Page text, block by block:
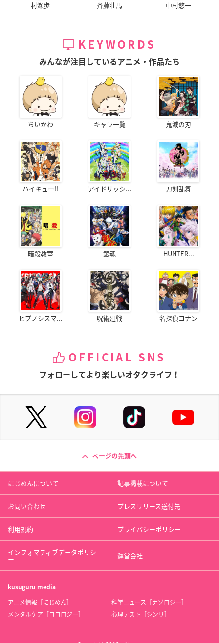
村瀬歩 斉藤壮馬 中村悠一
KEYWORDS
みんなが注目しているアニメ・作品たち
ちいかわ キャラ一覧 鬼滅の刃
ハイキュー!! アイドリッシ... 刀剣乱舞
暗殺教室 銀魂 HUNTER...
ヒプノシスマ... 呪術廻戦 名探偵コナン
OFFICIAL SNS
フォローしてより楽しいオタクライフ！
ページの先頭へ
にじめんについて 記事掲載について
お問い合わせ プレスリリース送付先
利用規約 プライバシーポリシー
インフォマティブデータポリシ
ー 運営会社
kusuguru media
アニメ情報［にじめん］
科学ニュース［ナゾロジー］
メンタルケア［ココロジー］
心理テスト［シンリ］